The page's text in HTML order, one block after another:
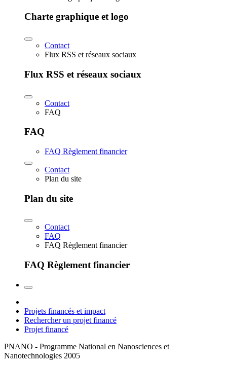
Charte graphique et logo
Contact
Flux RSS et réseaux sociaux
Flux RSS et réseaux sociaux
Contact
FAQ
FAQ
FAQ Règlement financier
Contact
Plan du site
Plan du site
Contact
FAQ
FAQ Règlement financier
FAQ Règlement financier
Projets financés et impact
Rechercher un projet financé
Projet financé
PNANO - Programme National en Nanosciences et
Nanotechnologies 2005